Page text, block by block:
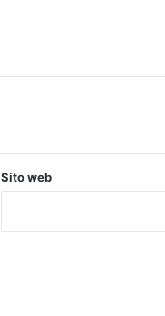
Sito web